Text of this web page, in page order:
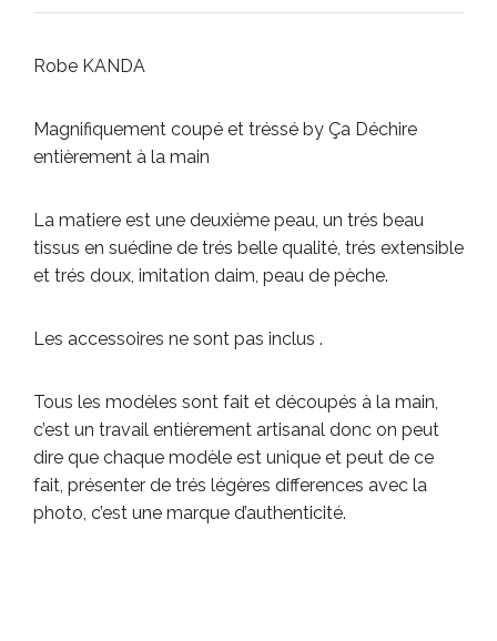
Robe KANDA
Magnifiquement coupé et tréssé by Ça Déchire
entièrement à la main
La matiere est une deuxième peau, un trés beau
tissus en suédine de trés belle qualité, trés extensible
et trés doux, imitation daim, peau de pèche.
Les accessoires ne sont pas inclus .
Tous les modèles sont fait et découpés à la main,
c’est un travail entièrement artisanal donc on peut
dire que chaque modèle est unique et peut de ce
fait, présenter de trés légères differences avec la
photo, c’est une marque d’authenticité.